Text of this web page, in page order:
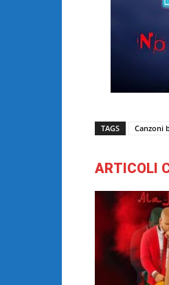
TAGS Canzoni
ARTICOLI